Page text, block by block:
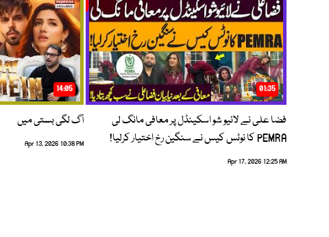
01:35
فضا علی نے لائیو شو اسکینڈل پر معافی مانگ لی
PEMRA کا نوٹس کیس نے سنگین رخ اختیار کرلیا!
Apr 17, 2026 12:25 AM
14:05
آگ لگی بستی میں
Apr 13, 2026 10:38 PM